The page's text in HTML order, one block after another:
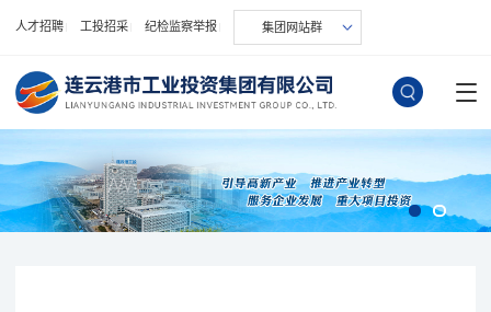
人才招聘 工投招采 纪检监察举报 集团网站群